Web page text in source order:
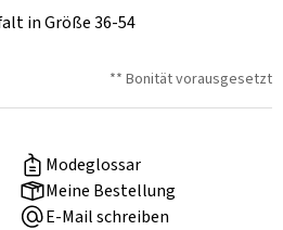
in Größe 36-54
** Bonität vorausgesetzt
Modeglossar
Meine Bestellung
E-Mail schreiben